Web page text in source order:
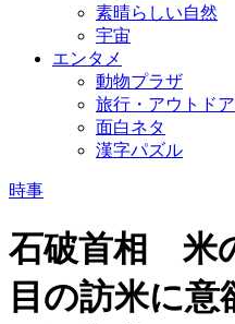
素晴らしい自然
宇宙
エンタメ
動物プラザ
旅行・アウトドア
面白ネタ
漢字パズル
時事
石破首相 米
目の訪米に